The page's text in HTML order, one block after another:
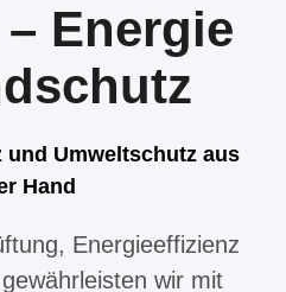
Energie
Umweltschutz aus
Hand
Energieeffizienz
wir mit